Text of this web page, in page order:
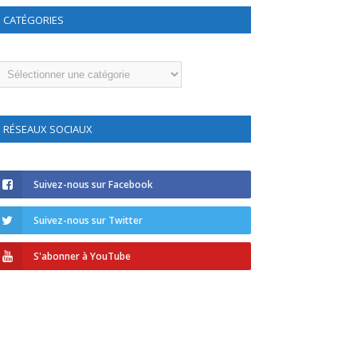
CATÉGORIES
RÉSEAUX SOCIAUX
Suivez-nous sur Facebook
Suivez-nous sur Twitter
S'abonner à YouTube